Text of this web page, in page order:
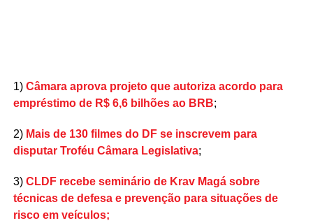
1) Câmara aprova projeto que autoriza acordo para
empréstimo de R$ 6,6 bilhões ao BRB;
2) Mais de 130 filmes do DF se inscrevem para
disputar Troféu Câmara Legislativa;
3) CLDF recebe seminário de Krav Magá sobre
técnicas de defesa e prevenção para situações de
risco em veículos;